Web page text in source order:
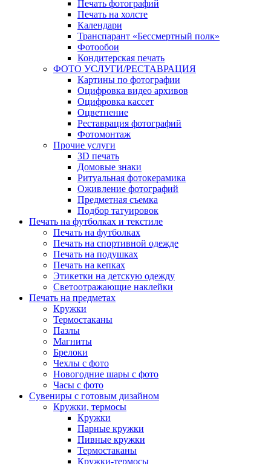
Печать фотографий
Печать на холсте
Календари
Транспарант «Бессмертный полк»
Фотообои
Кондитерская печать
ФОТО УСЛУГИ/РЕСТАВРАЦИЯ
Картины по фотографии
Оцифровка видео архивов
Оцифровка кассет
Оцветнение
Реставрация фотографий
Фотомонтаж
Прочие услуги
3D печать
Домовые знаки
Ритуальная фотокерамика
Оживление фотографий
Предметная съемка
Подбор татуировок
Печать на футболках и текстиле
Печать на футболках
Печать на спортивной одежде
Печать на подушках
Печать на кепках
Этикетки на детскую одежду
Светоотражающие наклейки
Печать на предметах
Кружки
Термостаканы
Пазлы
Магниты
Брелоки
Чехлы с фото
Новогодние шары с фото
Часы с фото
Сувениры с готовым дизайном
Кружки, термосы
Кружки
Парные кружки
Пивные кружки
Термостаканы
Кружки-термосы